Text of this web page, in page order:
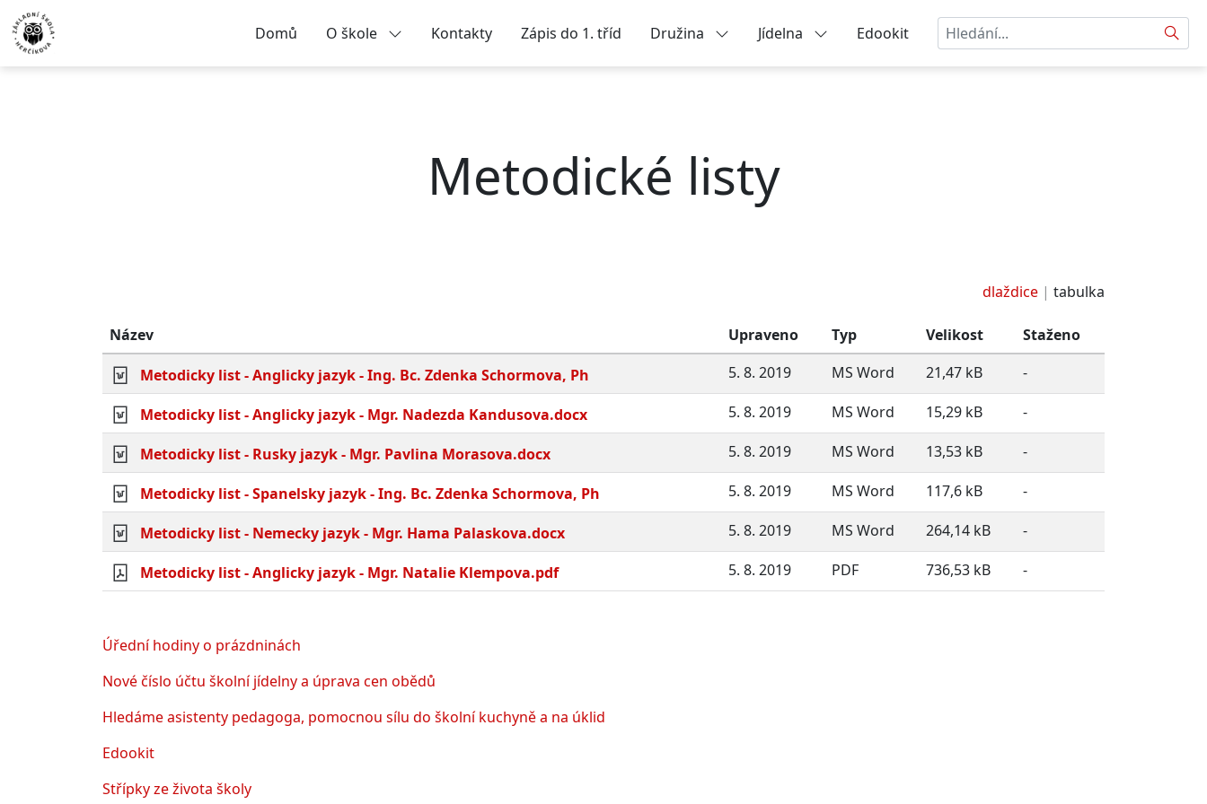
Domů O škole Kontakty Zápis do 1. tříd Družina Jídelna Edookit Hledat
Metodické listy
dlaždice tabulka
Název Upraveno Typ Velikost Staženo
Metodicky list - Anglicky jazyk - Ing. Bc. Zdenka Schormova, Ph 5. 8. 2019 MS Word 21,47 kB -
Metodicky list - Anglicky jazyk - Mgr. Nadezda Kandusova.docx 5. 8. 2019 MS Word 15,29 kB -
Metodicky list - Rusky jazyk - Mgr. Pavlina Morasova.docx 5. 8. 2019 MS Word 13,53 kB -
Metodicky list - Spanelsky jazyk - Ing. Bc. Zdenka Schormova, Ph 5. 8. 2019 MS Word 117,6 kB -
Metodicky list - Nemecky jazyk - Mgr. Hama Palaskova.docx 5. 8. 2019 MS Word 264,14 kB -
Metodicky list - Anglicky jazyk - Mgr. Natalie Klempova.pdf 5. 8. 2019 PDF 736,53 kB -
Úřední hodiny o prázdninách
Nové číslo účtu školní jídelny a úprava cen obědů
Hledáme asistenty pedagoga, pomocnou sílu do školní kuchyně a na úklid
Edookit
Střípky ze života školy